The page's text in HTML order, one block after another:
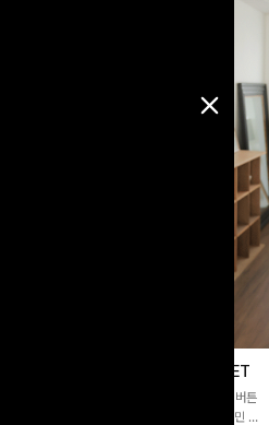
제딧레이어드 블라우스+플레어팬츠SET
[완성도높은💗]레이어드한 듯 자연스러운 나시와 버튼
원피스가 함께 구성된 세트 아이템입니다. 코디 고민 없